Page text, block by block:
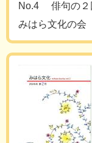
No.4 俳句の２
みはら文化の会